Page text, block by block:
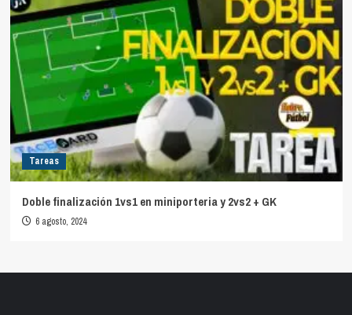
Tareas
Doble finalización 1vs1 en miniporteria y 2vs2 + GK
6 agosto, 2024